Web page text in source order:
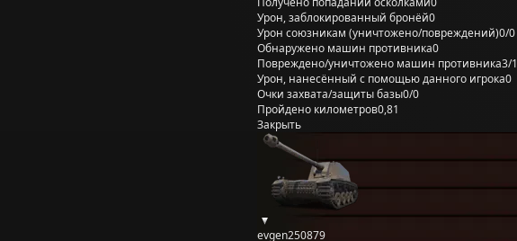
Урон, заблокированный бронёй0
Урон союзникам (уничтожено/повреждений)0/0
Обнаружено машин противника0
Повреждено/уничтожено машин противника3/1
Урон, нанесённый с помощью данного игрока0
Очки захвата/защиты базы0/0
Пройдено километров0,81
Закрыть
evgen250879